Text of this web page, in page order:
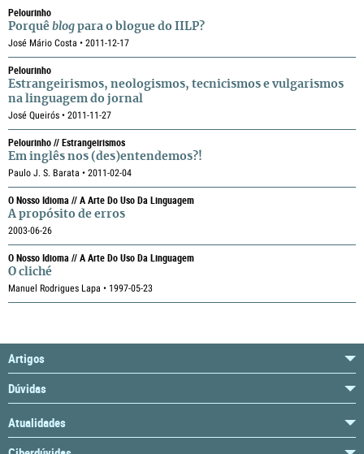
Pelourinho
Porquê blog para o blogue do IILP?
José Mário Costa • 2011-12-17
Pelourinho
Estrangeirismos, neologismos, tecnicismos e vulgarismos
na linguagem do jornal
José Queirós • 2011-11-27
Pelourinho // Estrangeirismos
Em inglês nos (des)entendemos?!
Paulo J. S. Barata • 2011-02-04
O Nosso Idioma // A Arte Do Uso Da Linguagem
A propósito de erros
2003-06-26
O Nosso Idioma // A Arte Do Uso Da Linguagem
O cliché
Manuel Rodrigues Lapa • 1997-05-23
Artigos
Dúvidas
Atualidades